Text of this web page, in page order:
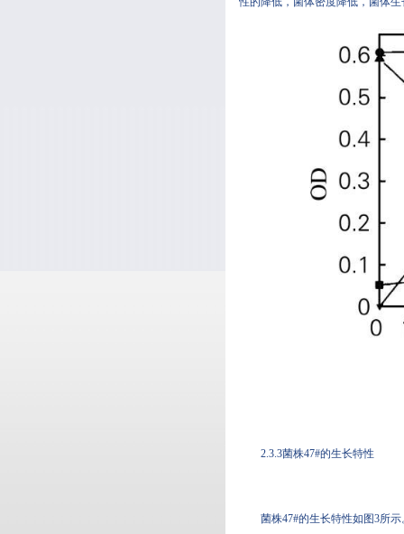
2.3.3菌株47#的生长特性
菌株47#的生长特性如图3所示